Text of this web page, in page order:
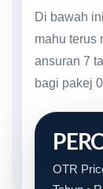
Di bawah
mahu terus
ansuran 7
bagi pakej
OTR